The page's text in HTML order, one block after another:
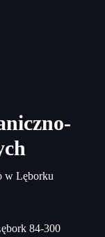
w Lęborku
84-300